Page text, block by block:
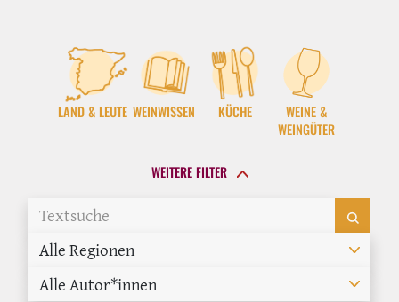
LAND & LEUTE WEINWISSEN KÜCHE
WEINE &
WEINGÜTER
WEITERE FILTER
Alle Regionen
Alle Autor*innen